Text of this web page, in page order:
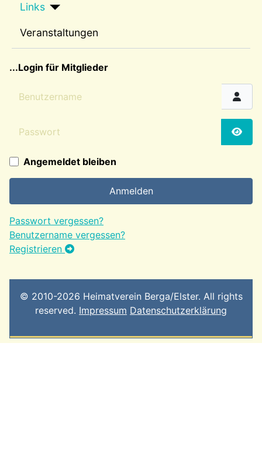
Links
Veranstaltungen
...Login für Mitglieder
Benutzername
Angemeldet bleiben
Anmelden
Passwort vergessen?
Benutzername vergessen?
Registrieren
© 2010-2026 Heimatverein Berga/Elster. All rights
reserved. Impressum Datenschutzerklärung